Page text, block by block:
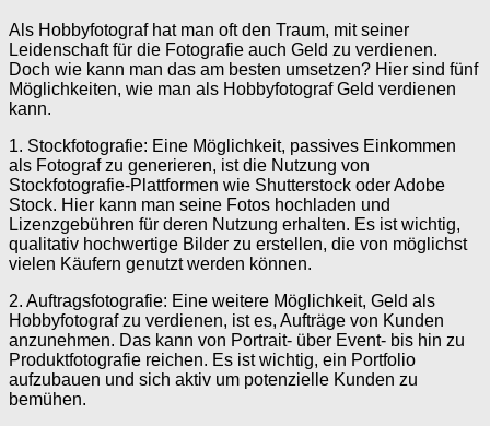
Als Hobbyfotograf hat man oft den Traum, mit seiner
Leidenschaft für die Fotografie auch Geld zu verdienen.
Doch wie kann man das am besten umsetzen? Hier sind fünf
Möglichkeiten, wie man als Hobbyfotograf Geld verdienen
kann.
1. Stockfotografie: Eine Möglichkeit, passives Einkommen
als Fotograf zu generieren, ist die Nutzung von
Stockfotografie-Plattformen wie Shutterstock oder Adobe
Stock. Hier kann man seine Fotos hochladen und
Lizenzgebühren für deren Nutzung erhalten. Es ist wichtig,
qualitativ hochwertige Bilder zu erstellen, die von möglichst
vielen Käufern genutzt werden können.
2. Auftragsfotografie: Eine weitere Möglichkeit, Geld als
Hobbyfotograf zu verdienen, ist es, Aufträge von Kunden
anzunehmen. Das kann von Portrait- über Event- bis hin zu
Produktfotografie reichen. Es ist wichtig, ein Portfolio
aufzubauen und sich aktiv um potenzielle Kunden zu
bemühen.